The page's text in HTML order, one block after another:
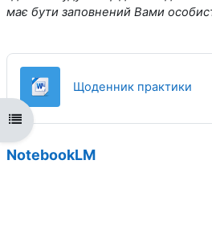
Open course index
має бути заповнений Вами
Щоденник практики
NotebookLM